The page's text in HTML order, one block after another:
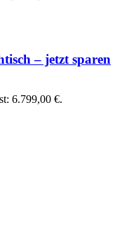
– jetzt sparen
6.799,00 €.